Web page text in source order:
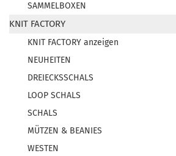
SAMMELBOXEN
KNIT FACTORY
KNIT FACTORY anzeigen
NEUHEITEN
DREIECKSSCHALS
LOOP SCHALS
SCHALS
MÜTZEN & BEANIES
WESTEN